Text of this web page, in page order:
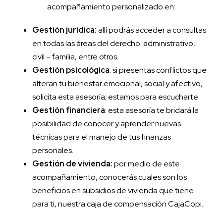
acompañamiento personalizado en:
Gestión jurídica:allí podrás acceder a consultas
en todas las áreas del derecho: administrativo,
civil – familia, entre otros.
Gestión psicológica: si presentas conflictos que
alteran tu bienestar emocional, social y afectivo,
solicita esta asesoría; estamos para escucharte.
Gestión financiera: esta asesoría te bridará la
posibilidad de conocer y aprender nuevas
técnicas para el manejo de tus finanzas
personales.
Gestión de vivienda:por medio de este
acompañamiento, conocerás cuales son los
beneficios en subsidios de vivienda que tiene
para ti, nuestra caja de compensación CajaCopi.